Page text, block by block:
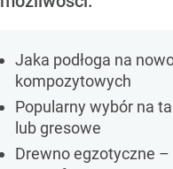
Jaka podłoga na
kompozytowych
Popularny wybór na
lub gresowe
Drewno egzotyczne